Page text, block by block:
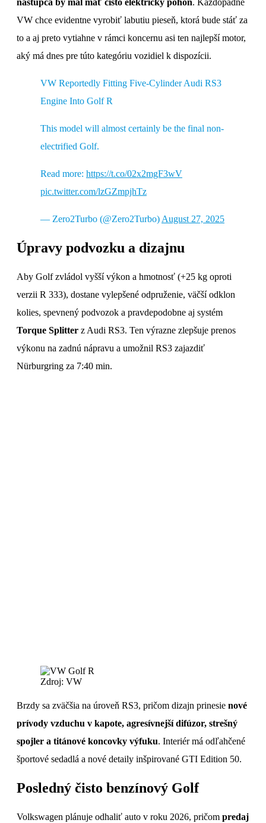
nástupca by mal mať čisto elektrický pohon. Každopádne
VW chce evidentne vyrobiť labutiu pieseň, ktorá bude stáť za
to a aj preto vytiahne v rámci koncernu asi ten najlepší motor,
aký má dnes pre túto kategóriu vozidiel k dispozícii.
VW Reportedly Fitting Five-Cylinder Audi RS3
Engine Into Golf R
This model will almost certainly be the final non-
electrified Golf.
Read more: https://t.co/02x2mgF3wV
pic.twitter.com/lzGZmpjhTz
— Zero2Turbo (@Zero2Turbo) August 27, 2025
Úpravy podvozku a dizajnu
Aby Golf zvládol vyšší výkon a hmotnosť (+25 kg oproti
verzii R 333), dostane vylepšené odpruženie, väčší odklon
kolies, spevnený podvozok a pravdepodobne aj systém
Torque Splitter z Audi RS3. Ten výrazne zlepšuje prenos
výkonu na zadnú nápravu a umožnil RS3 zajazdiť
Nürburgring za 7:40 min.
Zdroj: VW
Brzdy sa zväčšia na úroveň RS3, pričom dizajn prinesie nové
prívody vzduchu v kapote, agresívnejší difúzor, strešný
spojler a titánové koncovky výfuku. Interiér má odľahčené
športové sedadlá a nové detaily inšpirované GTI Edition 50.
Posledný čisto benzínový Golf
Volkswagen plánuje odhaliť auto v roku 2026, pričom predaj